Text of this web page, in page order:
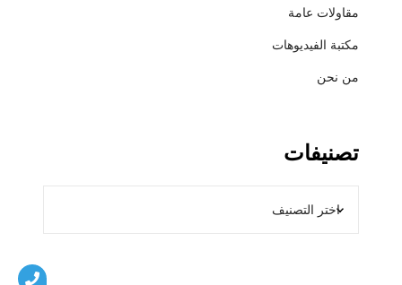
ل
مقاولات عامة
مكتبة الفيديوهات
من نحن
تصنيفات